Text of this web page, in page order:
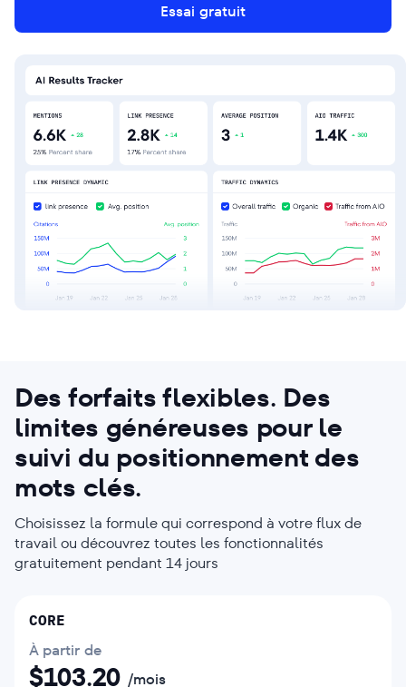
Essai gratuit
Des forfaits flexibles. Des
limites généreuses pour le
suivi du positionnement des
mots clés.
Choisissez la formule qui correspond à votre flux de
travail ou découvrez toutes les fonctionnalités
gratuitement pendant 14 jours
CORE
À partir de
$103.20 /mois